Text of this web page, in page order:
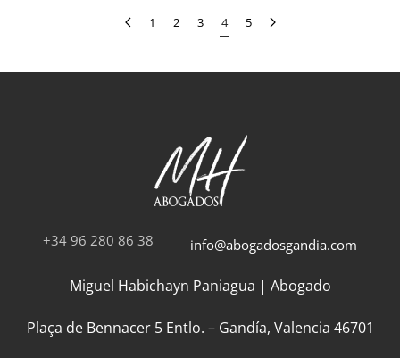
1 2 3 4 5
+34 96 280 86 38 info@abogadosgandia.com
Miguel Habichayn Paniagua | Abogado
Plaça de Bennacer 5 Entlo. – Gandía, Valencia 46701